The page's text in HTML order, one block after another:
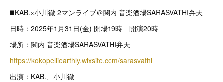
◼️KAB.×小川徹 2マンライブ＠関内 音楽酒場SARASVATHI弁天
日時：2025年1月31日(金) 開場19時 開演20時
場所：関内 音楽酒場SARASVATHI弁天
https://kokopelliearthly.wixsite.com/sarasvathi
出演：KAB.、小川徹